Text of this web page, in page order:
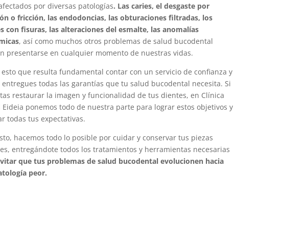
por diversas patologías. Las caries, el desgaste por
o fricción, las endodoncias, las obturaciones filtradas, los
con fisuras, las alteraciones del esmalte, las anomalías
, así como muchos otros problemas de salud bucodental
presentarse en cualquier momento de nuestras vidas.
esto que resulta fundamental contar con un servicio de confianza y
todas las garantías que tu salud bucodental necesita. Si
restaurar la imagen y funcionalidad de tus dientes, en Clínica
Eideia ponemos todo de nuestra parte para lograr estos objetivos y
todas tus expectativas.
hacemos todo lo posible por cuidar y conservar tus piezas
entregándote todos los tratamientos y herramientas necesarias
que tus problemas de salud bucodental evolucionen hacia
peor.